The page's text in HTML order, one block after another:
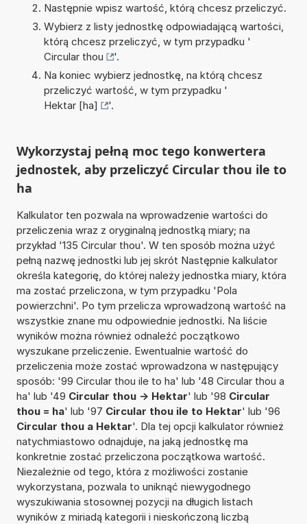
Następnie wpisz wartość, którą chcesz przeliczyć.
Wybierz z listy jednostkę odpowiadającą wartości,
którą chcesz przeliczyć, w tym przypadku '
Circular thou
'.
Na koniec wybierz jednostkę, na którą chcesz
przeliczyć wartość, w tym przypadku '
Hektar [ha]
'.
Wykorzystaj pełną moc tego konwertera
jednostek, aby przeliczyć Circular thou ile to
ha
Kalkulator ten pozwala na wprowadzenie wartości do
przeliczenia wraz z oryginalną jednostką miary; na
przykład '135 Circular thou'. W ten sposób można użyć
pełną nazwę jednostki lub jej skrót Następnie kalkulator
określa kategorię, do której należy jednostka miary, która
ma zostać przeliczona, w tym przypadku 'Pola
powierzchni'. Po tym przelicza wprowadzoną wartość na
wszystkie znane mu odpowiednie jednostki. Na liście
wyników można również odnaleźć początkowo
wyszukane przeliczenie. Ewentualnie wartość do
przeliczenia może zostać wprowadzona w następujący
sposób: '99 Circular thou ile to ha' lub '48 Circular thou a
ha' lub '49 Circular thou -> Hektar' lub '98 Circular
thou = ha' lub '97 Circular thou ile to Hektar' lub '96
Circular thou a Hektar'. Dla tej opcji kalkulator również
natychmiastowo odnajduje, na jaką jednostkę ma
konkretnie zostać przeliczona początkowa wartość.
Niezależnie od tego, która z możliwości zostanie
wykorzystana, pozwala to uniknąć niewygodnego
wyszukiwania stosownej pozycji na długich listach
wyników z miriadą kategorii i nieskończoną liczbą